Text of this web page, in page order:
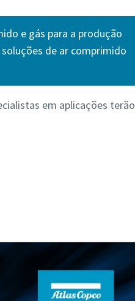
e gás para a produção
de ar comprimido
em aplicações terão